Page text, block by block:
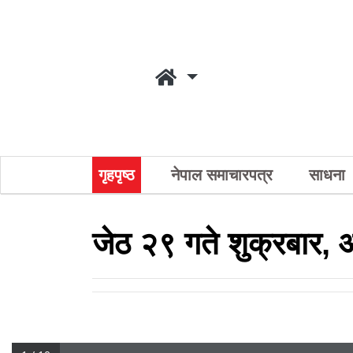
गृहपृष्ठ नेपाल समाचारपत्र साधना
जेठ २९ गते शुक्रबार,